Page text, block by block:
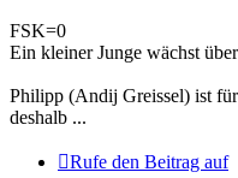
FSK=0
Ein kleiner Junge wächst
Philipp (Andij Greissel) ist
deshalb ...
Rufe den Beitrag auf